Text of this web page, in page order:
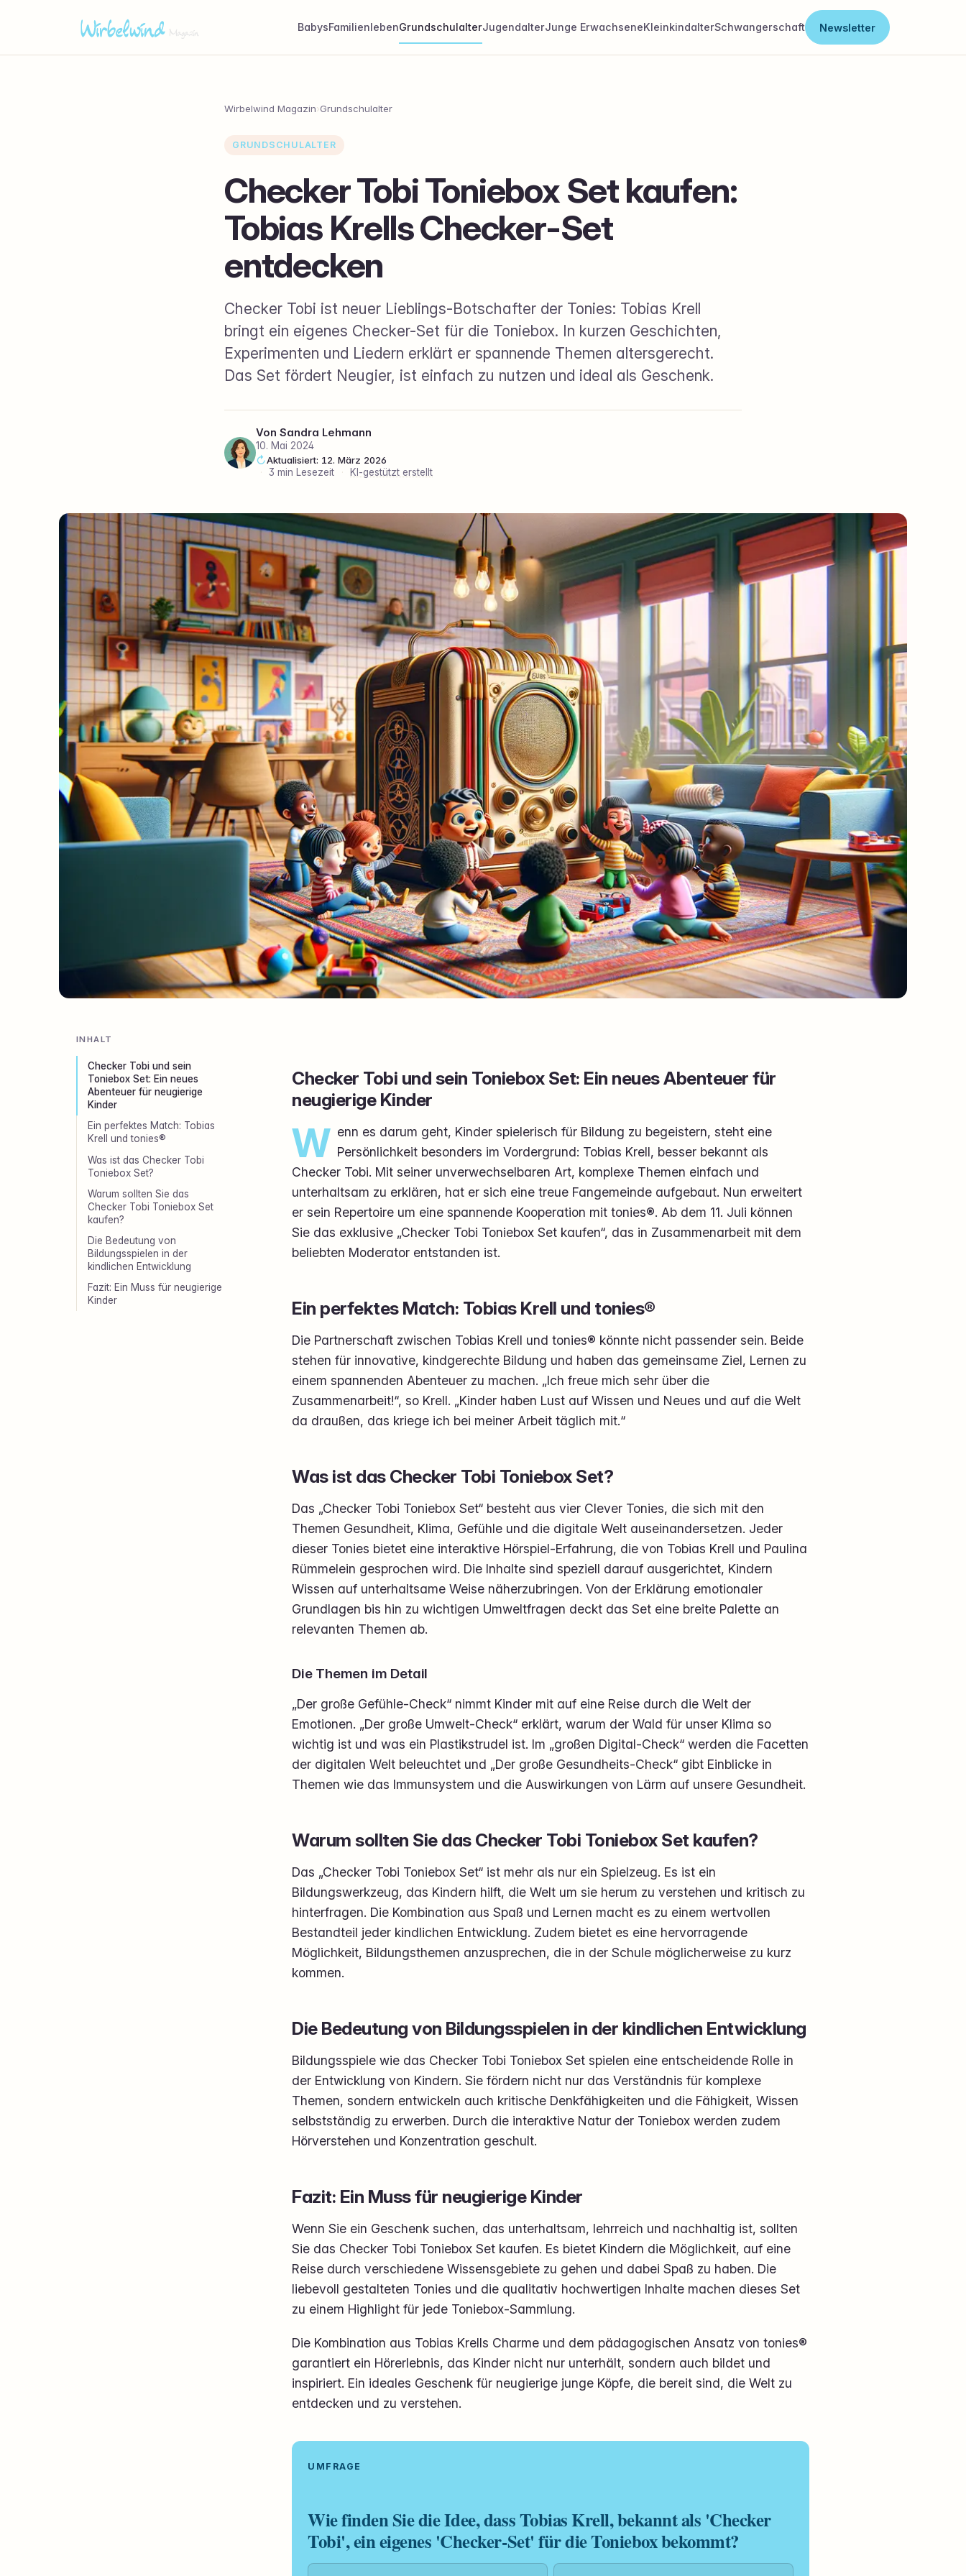
BabysFamilienlebenGrundschulalterJugendalterJunge ErwachseneKleinkindalterSchwangerschaft Newsletter
Wirbelwind Magazin›Grundschulalter
GRUNDSCHULALTER
Checker Tobi Toniebox Set kaufen:
Tobias Krells Checker-Set
entdecken
Checker Tobi ist neuer Lieblings-Botschafter der Tonies: Tobias Krell
bringt ein eigenes Checker-Set für die Toniebox. In kurzen Geschichten,
Experimenten und Liedern erklärt er spannende Themen altersgerecht.
Das Set fördert Neugier, ist einfach zu nutzen und ideal als Geschenk.
Von Sandra Lehmann
10. Mai 2024
Aktualisiert: 12. März 2026
·
3 min Lesezeit · KI-gestützt erstellt
INHALT
Checker Tobi und sein
Toniebox Set: Ein neues
Abenteuer für neugierige
Kinder
Ein perfektes Match: Tobias
Krell und tonies®
Was ist das Checker Tobi
Toniebox Set?
Warum sollten Sie das
Checker Tobi Toniebox Set
kaufen?
Die Bedeutung von
Bildungsspielen in der
kindlichen Entwicklung
Fazit: Ein Muss für neugierige
Kinder
Checker Tobi und sein Toniebox Set: Ein neues Abenteuer für
neugierige Kinder
W enn es darum geht, Kinder spielerisch für Bildung zu begeistern, steht eine
Persönlichkeit besonders im Vordergrund: Tobias Krell, besser bekannt als
Checker Tobi. Mit seiner unverwechselbaren Art, komplexe Themen einfach und
unterhaltsam zu erklären, hat er sich eine treue Fangemeinde aufgebaut. Nun erweitert
er sein Repertoire um eine spannende Kooperation mit tonies®. Ab dem 11. Juli können
Sie das exklusive „Checker Tobi Toniebox Set kaufen“, das in Zusammenarbeit mit dem
beliebten Moderator entstanden ist.
Ein perfektes Match: Tobias Krell und tonies®
Die Partnerschaft zwischen Tobias Krell und tonies® könnte nicht passender sein. Beide
stehen für innovative, kindgerechte Bildung und haben das gemeinsame Ziel, Lernen zu
einem spannenden Abenteuer zu machen. „Ich freue mich sehr über die
Zusammenarbeit!“, so Krell. „Kinder haben Lust auf Wissen und Neues und auf die Welt
da draußen, das kriege ich bei meiner Arbeit täglich mit.“
Was ist das Checker Tobi Toniebox Set?
Das „Checker Tobi Toniebox Set“ besteht aus vier Clever Tonies, die sich mit den
Themen Gesundheit, Klima, Gefühle und die digitale Welt auseinandersetzen. Jeder
dieser Tonies bietet eine interaktive Hörspiel-Erfahrung, die von Tobias Krell und Paulina
Rümmelein gesprochen wird. Die Inhalte sind speziell darauf ausgerichtet, Kindern
Wissen auf unterhaltsame Weise näherzubringen. Von der Erklärung emotionaler
Grundlagen bis hin zu wichtigen Umweltfragen deckt das Set eine breite Palette an
relevanten Themen ab.
Die Themen im Detail
„Der große Gefühle-Check“ nimmt Kinder mit auf eine Reise durch die Welt der
Emotionen. „Der große Umwelt-Check“ erklärt, warum der Wald für unser Klima so
wichtig ist und was ein Plastikstrudel ist. Im „großen Digital-Check“ werden die Facetten
der digitalen Welt beleuchtet und „Der große Gesundheits-Check“ gibt Einblicke in
Themen wie das Immunsystem und die Auswirkungen von Lärm auf unsere Gesundheit.
Warum sollten Sie das Checker Tobi Toniebox Set kaufen?
Das „Checker Tobi Toniebox Set“ ist mehr als nur ein Spielzeug. Es ist ein
Bildungswerkzeug, das Kindern hilft, die Welt um sie herum zu verstehen und kritisch zu
hinterfragen. Die Kombination aus Spaß und Lernen macht es zu einem wertvollen
Bestandteil jeder kindlichen Entwicklung. Zudem bietet es eine hervorragende
Möglichkeit, Bildungsthemen anzusprechen, die in der Schule möglicherweise zu kurz
kommen.
Die Bedeutung von Bildungsspielen in der kindlichen Entwicklung
Bildungsspiele wie das Checker Tobi Toniebox Set spielen eine entscheidende Rolle in
der Entwicklung von Kindern. Sie fördern nicht nur das Verständnis für komplexe
Themen, sondern entwickeln auch kritische Denkfähigkeiten und die Fähigkeit, Wissen
selbstständig zu erwerben. Durch die interaktive Natur der Toniebox werden zudem
Hörverstehen und Konzentration geschult.
Fazit: Ein Muss für neugierige Kinder
Wenn Sie ein Geschenk suchen, das unterhaltsam, lehrreich und nachhaltig ist, sollten
Sie das Checker Tobi Toniebox Set kaufen. Es bietet Kindern die Möglichkeit, auf eine
Reise durch verschiedene Wissensgebiete zu gehen und dabei Spaß zu haben. Die
liebevoll gestalteten Tonies und die qualitativ hochwertigen Inhalte machen dieses Set
zu einem Highlight für jede Toniebox-Sammlung.
Die Kombination aus Tobias Krells Charme und dem pädagogischen Ansatz von tonies®
garantiert ein Hörerlebnis, das Kinder nicht nur unterhält, sondern auch bildet und
inspiriert. Ein ideales Geschenk für neugierige junge Köpfe, die bereit sind, die Welt zu
entdecken und zu verstehen.
UMFRAGE
Wie finden Sie die Idee, dass Tobias Krell, bekannt als 'Checker
Tobi', ein eigenes 'Checker-Set' für die Toniebox bekommt?